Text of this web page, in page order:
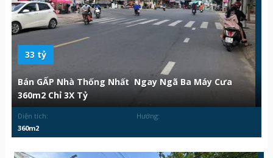
33 tỷ
Bán GẤP Nhà Thống Nhất Ngay Ngã Ba Máy Cưa
360m2 Chỉ 3X Tỷ
Diện tích:
360m2
Hướng: